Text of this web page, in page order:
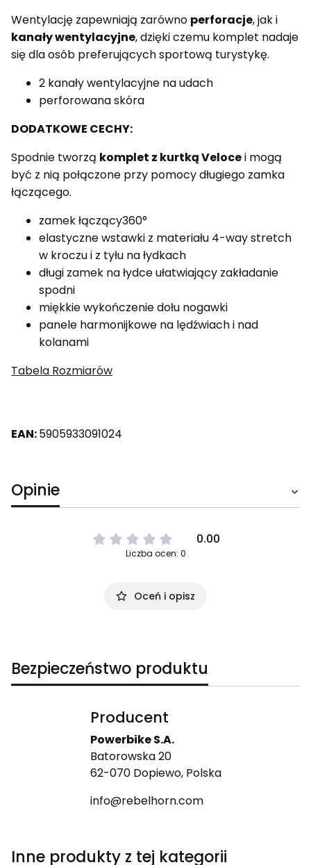
Wentylację zapewniają zarówno perforacje, jak i
kanały wentylacyjne, dzięki czemu komplet nadaje
się dla osób preferujących sportową turystykę.
2 kanały wentylacyjne na udach
perforowana skóra
DODATKOWE CECHY:
Spodnie tworzą komplet z kurtką Velocei mogą
być z nią połączone przy pomocy długiego zamka
łączącego.
zamek łączący360°
elastyczne wstawki z materiału 4-way stretch
w kroczu i z tyłu na łydkach
długi zamek na łydce ułatwiający zakładanie
spodni
miękkie wykończenie dołu nogawki
panele harmonijkowe na lędźwiach i nad
kolanami
Tabela Rozmiarów
EAN:5905933091024
Opinie
0.00
Liczba ocen: 0
Oceń i opisz
Bezpieczeństwo produktu
Producent
Powerbike S.A.
Batorowska 20
62-070 Dopiewo, Polska
info@rebelhorn.com
Inne produkty z tej kategorii